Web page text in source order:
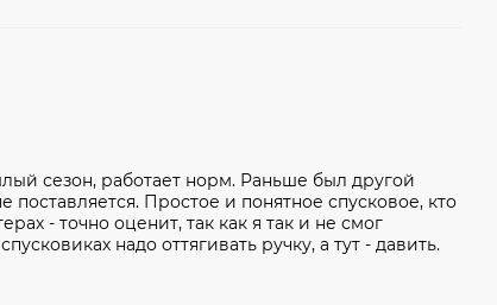
сезон, работает норм. Раньше был другой
поставляется. Простое и понятное спусковое, кто
- точно оценит, так как я так и не смог
надо оттягивать ручку, а тут - давить.